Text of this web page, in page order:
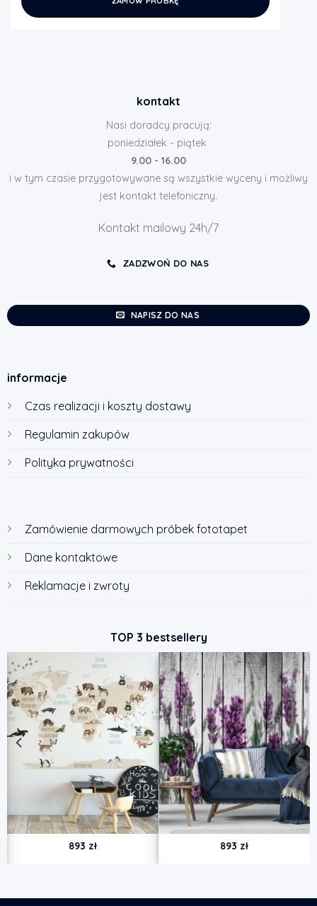
kontakt
Nasi doradcy pracują:
poniedziałek - piątek
9.00 - 16.00
i w tym czasie przygotowywane są wszystkie wyceny i możliwy
jest kontakt telefoniczny.
Kontakt mailowy 24h/7
ZADZWOŃ DO NAS
NAPISZ DO NAS
informacje
Czas realizacji i koszty dostawy
Regulamin zakupów
Polityka prywatności
Zamówienie darmowych próbek fototapet
Dane kontaktowe
Reklamacje i zwroty
TOP 3 bestsellery
893 zł 893 zł